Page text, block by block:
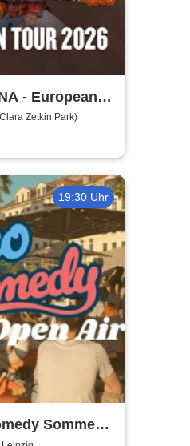
- European
Zetkin Park)
19:30 Uhr
Sommer